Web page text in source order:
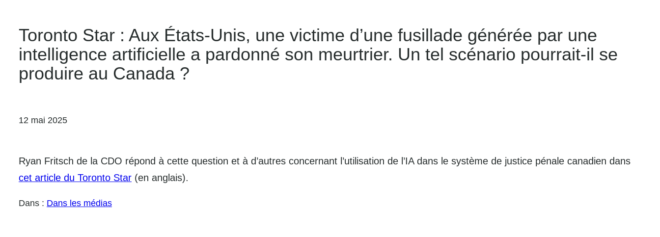
Toronto Star : Aux États-Unis, une victime d’une fusillade générée par une
intelligence artificielle a pardonné son meurtrier. Un tel scénario pourrait-il se
produire au Canada ?
12 mai 2025
Ryan Fritsch de la CDO répond à cette question et à d’autres concernant l’utilisation de l’IA dans le système de justice pénale canadien dans
cet article du Toronto Star (en anglais).
Dans : Dans les médias